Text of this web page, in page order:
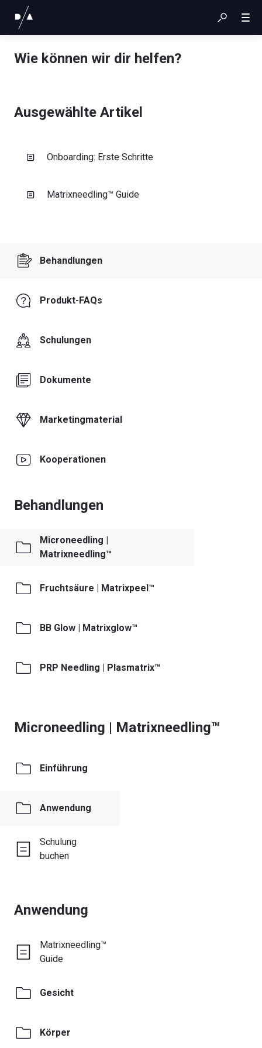
Wie können wir dir helfen?
Ausgewählte Artikel
Onboarding: Erste Schritte
Matrixneedling™ Guide
Behandlungen
Produkt-FAQs
Schulungen
Dokumente
Marketingmaterial
Kooperationen
Behandlungen
Microneedling |
Matrixneedling™
Fruchtsäure | Matrixpeel™
BB Glow | Matrixglow™
PRP Needling | Plasmatrix™
Microneedling | Matrixneedling™
Einführung
Anwendung
Schulung
buchen
Anwendung
Matrixneedling™
Guide
Gesicht
Körper